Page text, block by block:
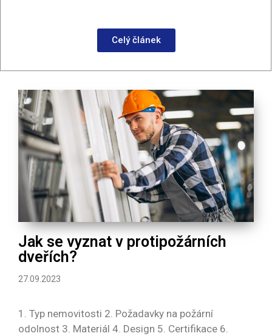
Celý článek
Jak se vyznat v protipožárních
dveřích?
27.09.2023
1. Typ nemovitosti 2. Požadavky na požární
odolnost 3. Materiál 4. Design 5. Certifikace 6.